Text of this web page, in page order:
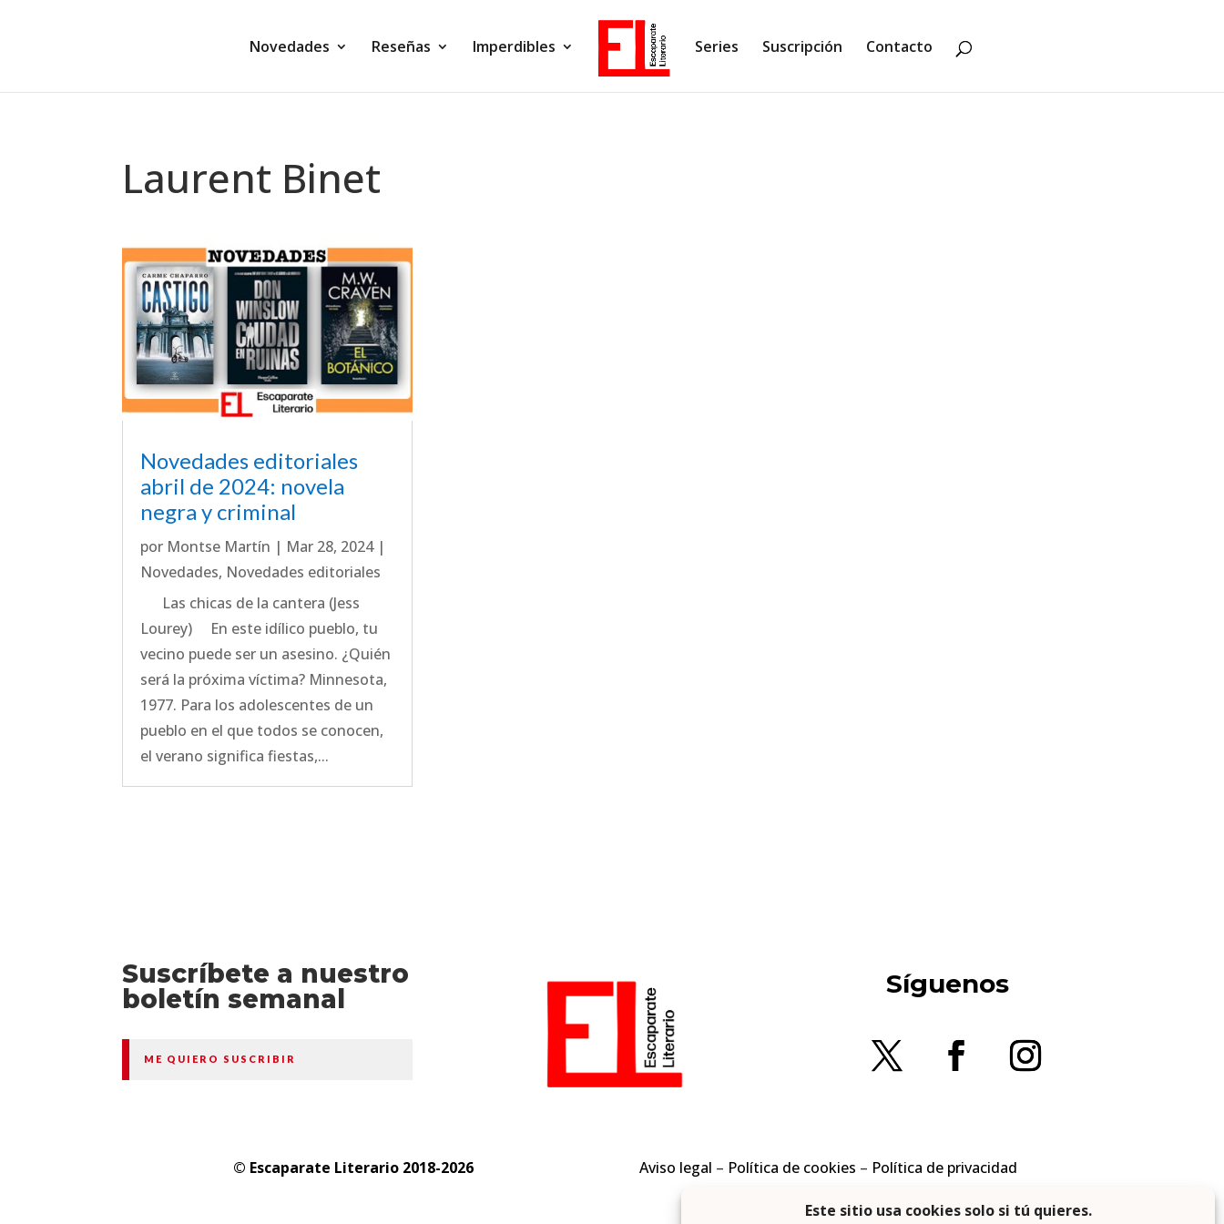
Novedades Reseñas Imperdibles Series Suscripción Contacto
Laurent Binet
Novedades editoriales
abril de 2024: novela
negra y criminal
por Montse Martín | Mar 28, 2024|
Novedades, Novedades editoriales
Las chicas de la cantera (Jess
Lourey) En este idílico pueblo, tu
vecino puede ser un asesino. ¿Quién
será la próxima víctima? Minnesota,
1977. Para los adolescentes de un
pueblo en el que todos se conocen,
el verano significa fiestas,...
Suscríbete a nuestro
boletín semanal
ME QUIERO SUSCRIBIR
Síguenos
© Escaparate Literario 2018-2026 Aviso legal – Política de cookies – Política de privacidad